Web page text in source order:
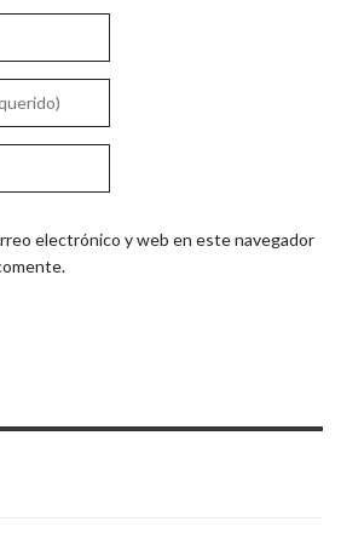
electrónico y web en este navegador